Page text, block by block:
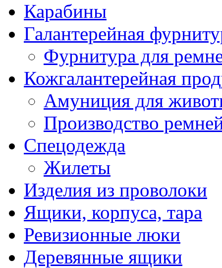
Карабины
Галантерейная
Фурнитура для
Кожгалантерейная
Амуниция для
Производство
Спецодежда
Жилеты
Изделия из проволоки
Ящики, корпуса, тара
Ревизионные люки
Деревянные ящики